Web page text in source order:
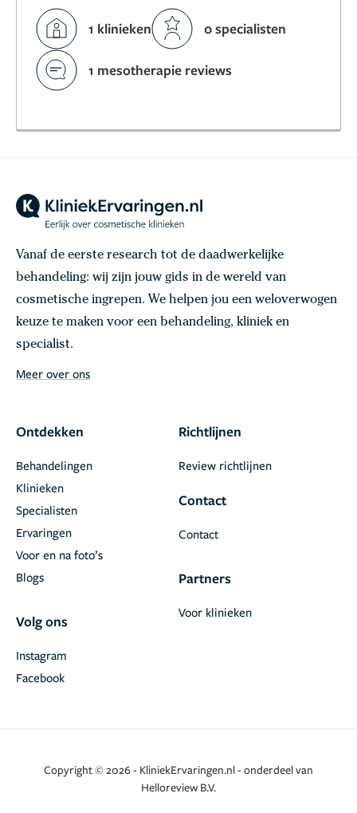
1 klinieken 0 specialisten
1 mesotherapie reviews
Vanaf de eerste research tot de daadwerkelijke
behandeling: wij zijn jouw gids in de wereld van
cosmetische ingrepen. We helpen jou een weloverwogen
keuze te maken voor een behandeling, kliniek en
specialist.
Meer over ons
Ontdekken
Behandelingen
Klinieken
Specialisten
Ervaringen
Voor en na foto’s
Blogs
Volg ons
Facebook
Instagram
Richtlijnen
Review richtlijnen
Contact
Contact
Partners
Voor klinieken
Copyright © 2026 - KliniekErvaringen.nl - onderdeel van
Helloreview B.V.